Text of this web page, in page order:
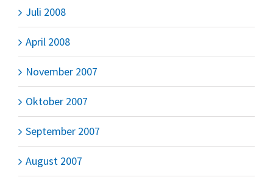
Juli 2008
April 2008
November 2007
Oktober 2007
September 2007
August 2007